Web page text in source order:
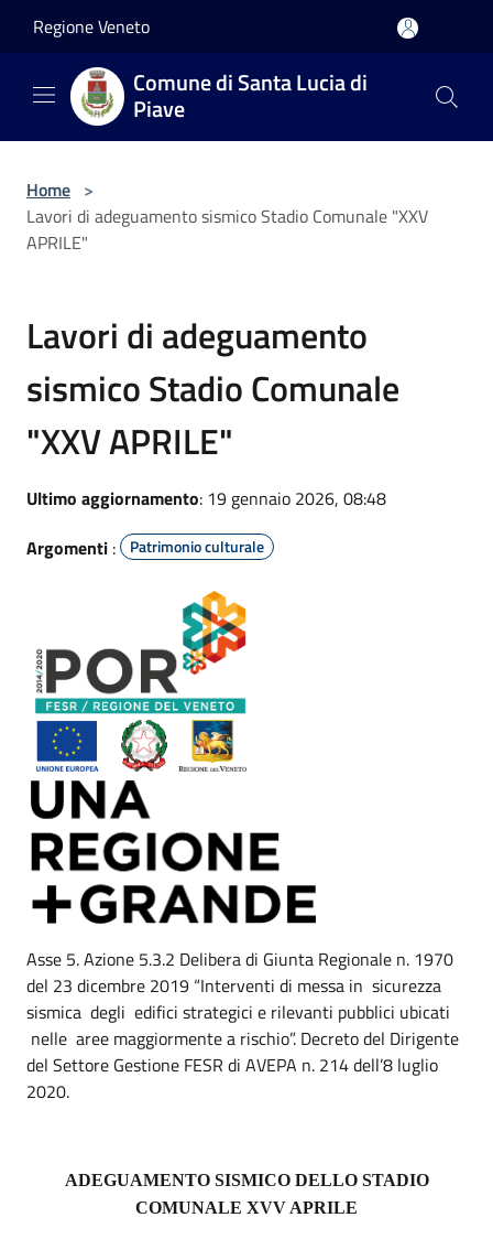
Regione Veneto
Comune di Santa Lucia di
Piave
Home >
Lavori di adeguamento sismico Stadio Comunale "XXV
APRILE"
Lavori di adeguamento
sismico Stadio Comunale
"XXV APRILE"
Ultimo aggiornamento: 19 gennaio 2026, 08:48
Argomenti : Patrimonio culturale
Asse 5. Azione 5.3.2 Delibera di Giunta Regionale n. 1970
del 23 dicembre 2019 “Interventi di messa in sicurezza
sismica degli edifici strategici e rilevanti pubblici ubicati
nelle aree maggiormente a rischio”. Decreto del Dirigente
del Settore Gestione FESR di AVEPA n. 214 dell’8 luglio
2020.
ADEGUAMENTO SISMICO DELLO STADIO
COMUNALE XVV APRILE